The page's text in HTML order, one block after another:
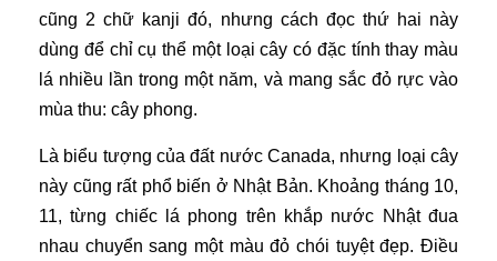
cũng 2 chữ kanji đó, nhưng cách đọc thứ hai này
dùng để chỉ cụ thể một loại cây có đặc tính thay màu
lá nhiều lần trong một năm, và mang sắc đỏ rực vào
mùa thu: cây phong.
Là biểu tượng của đất nước Canada, nhưng loại cây
này cũng rất phổ biến ở Nhật Bản. Khoảng tháng 10,
11, từng chiếc lá phong trên khắp nước Nhật đua
nhau chuyển sang một màu đỏ chói tuyệt đẹp. Điều